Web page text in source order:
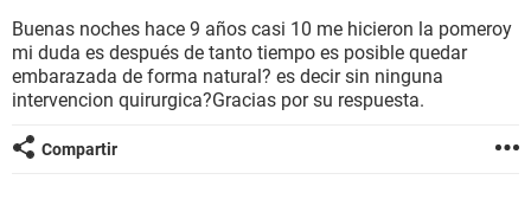
SEXUALIDAD
Buenas noches hace 9 años casi 10 me hicieron la pomeroy
mi duda es después de tanto tiempo es posible quedar
embarazada de forma natural? es decir sin ninguna
intervencion quirurgica?Gracias por su respuesta.
Compartir